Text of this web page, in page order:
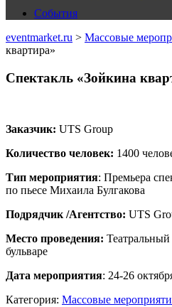
События
eventmarket.ru > Массовые
квартира»
Спектакль «Зойкина
Заказчик: UTS Group
Количество человек: 1400
Тип мероприятия: Премьера
по пьесе Михаила Булгакова
Подрядчик /Агентство: UTS
Место проведения:
бульваре
Дата мероприятия: 24-26
Категория: Массовые